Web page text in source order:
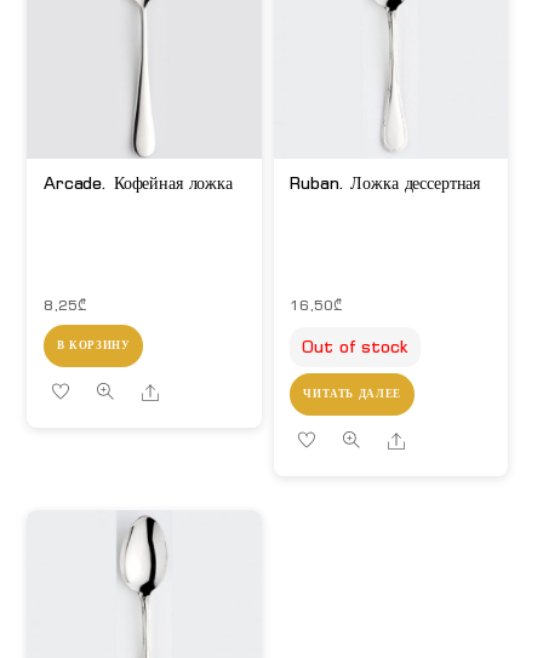
Arcade. Кофейная ложка
8,25₾
В КОРЗИНУ
Share
Ruban. Ложка дессертная
16,50₾
Out of stock
ЧИТАТЬ ДАЛЕЕ
Share